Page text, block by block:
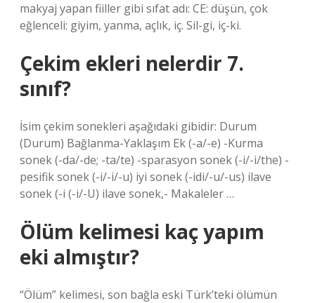
makyaj yapan fiiller gibi sıfat adı: CE: düşün, çok
eğlenceli: giyim, yanma, açlık, iç. Sil-gi, iç-ki.
Çekim ekleri nelerdir 7.
sınıf?
İsim çekim sonekleri aşağıdaki gibidir: Durum
(Durum) Bağlanma-Yaklaşım Ek (-a/-e) -Kurma
sonek (-da/-de; -ta/te) -sparasyon sonek (-i/-i/the) -
pesifik sonek (-i/-i/-u) iyi sonek (-idi/-u/-us) ilave
sonek (-i (-i/-U) ilave sonek,- Makaleler …
Ölüm kelimesi kaç yapım
eki almıştır?
“Ölüm” kelimesi, son bağla eski Türk’teki ölümün